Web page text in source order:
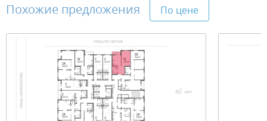
Похожие предложения По цене